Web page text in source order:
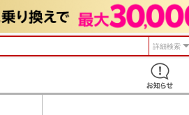
詳細検索